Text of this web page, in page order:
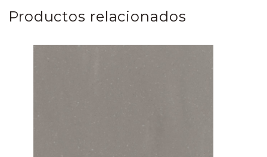
Productos relacionados